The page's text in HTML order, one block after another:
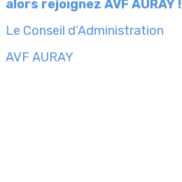
alors rejoignez AVF AURAY !
Le Conseil d’Administration
AVF AURAY